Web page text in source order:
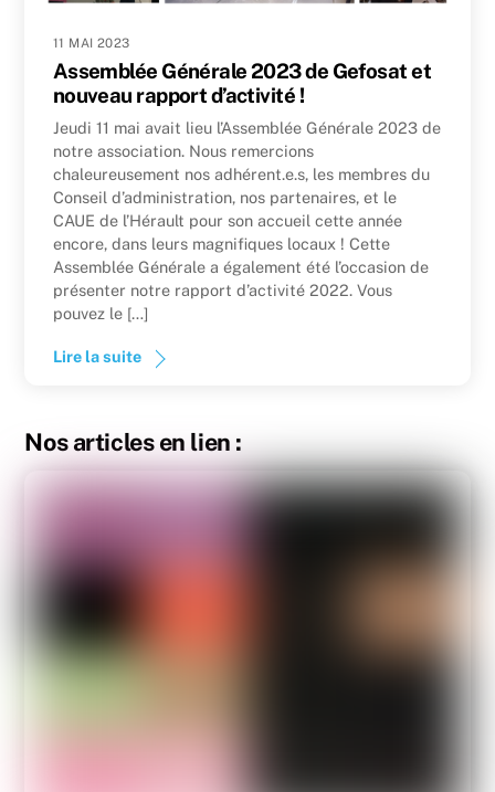
11 MAI 2023
Assemblée Générale 2023 de Gefosat et
nouveau rapport d’activité !
Jeudi 11 mai avait lieu l’Assemblée Générale 2023 de
notre association. Nous remercions
chaleureusement nos adhérent.e.s, les membres du
Conseil d’administration, nos partenaires, et le
CAUE de l’Hérault pour son accueil cette année
encore, dans leurs magnifiques locaux ! Cette
Assemblée Générale a également été l’occasion de
présenter notre rapport d’activité 2022. Vous
pouvez le […]
Lire la suite
Nos articles en lien :